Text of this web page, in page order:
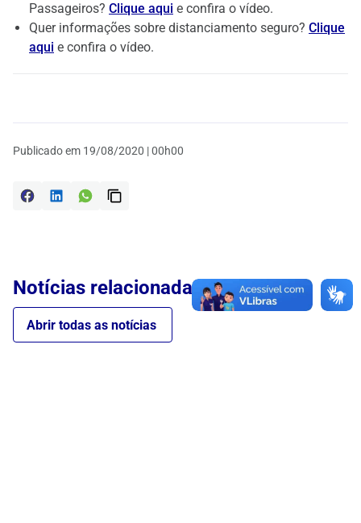
Passageiros? Clique aqui e confira o vídeo.
Quer informações sobre distanciamento seguro? Clique
aqui e confira o vídeo.
Publicado em 19/08/2020 | 00h00
Notícias relacionadas
Abrir todas as notícias